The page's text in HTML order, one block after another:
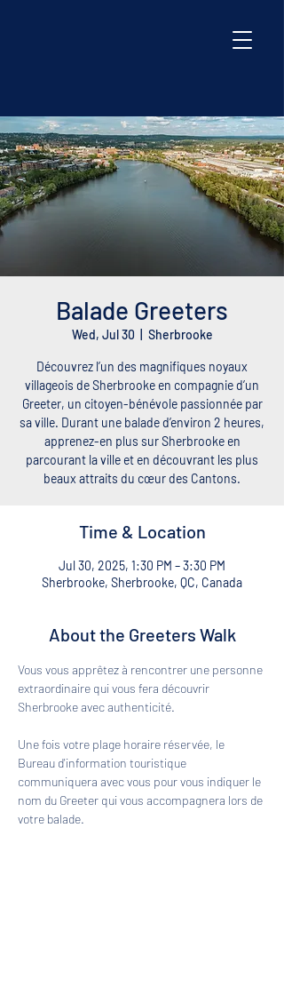
Balade Greeters
Wed, Jul 30 Sherbrooke
Découvrez l’un des magnifiques noyaux
villageois de Sherbrooke en compagnie d’un
Greeter, un citoyen-bénévole passionnée par
sa ville. Durant une balade d’environ 2 heures,
apprenez-en plus sur Sherbrooke en
parcourant la ville et en découvrant les plus
beaux attraits du cœur des Cantons.
Time & Location
Jul 30, 2025, 1:30 PM – 3:30 PM
Sherbrooke, Sherbrooke, QC, Canada
About the Greeters Walk
Vous vous apprêtez à rencontrer une personne
extraordinaire qui vous fera découvrir
Sherbrooke avec authenticité.
Une fois votre plage horaire réservée, le
Bureau d'information touristique
communiquera avec vous pour vous indiquer le
nom du Greeter qui vous accompagnera lors de
votre balade.